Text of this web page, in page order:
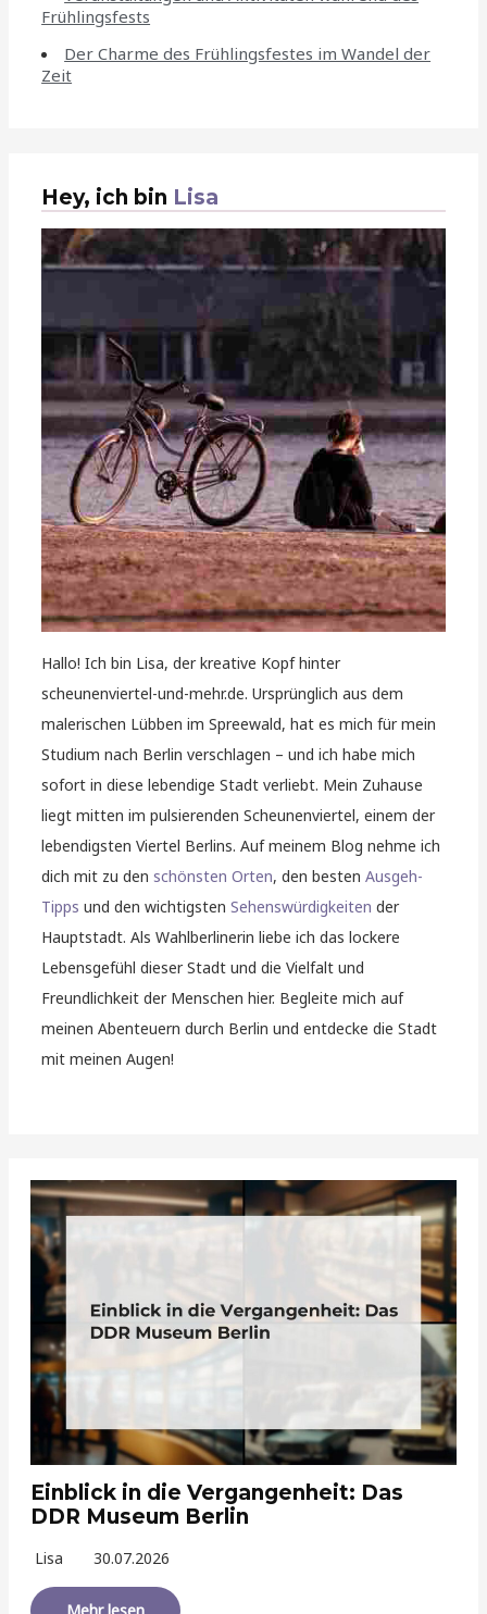
Frühlingsfests
Der Charme des Frühlingsfestes im Wandel der
Zeit
Hey, ich bin Lisa
Hallo! Ich bin Lisa, der kreative Kopf hinter
scheunenviertel-und-mehr.de. Ursprünglich aus dem
malerischen Lübben im Spreewald, hat es mich für mein
Studium nach Berlin verschlagen – und ich habe mich
sofort in diese lebendige Stadt verliebt. Mein Zuhause
liegt mitten im pulsierenden Scheunenviertel, einem der
lebendigsten Viertel Berlins. Auf meinem Blog nehme ich
dich mit zu denschönsten Orten, den bestenAusgeh-
Tipps und den wichtigstenSehenswürdigkeiten der
Hauptstadt. Als Wahlberlinerin liebe ich das lockere
Lebensgefühl dieser Stadt und die Vielfalt und
Freundlichkeit der Menschen hier. Begleite mich auf
meinen Abenteuern durch Berlin und entdecke die Stadt
mit meinen Augen!
Einblick in die Vergangenheit: Das
DDR Museum Berlin
Lisa 30.07.2026
Mehr lesen